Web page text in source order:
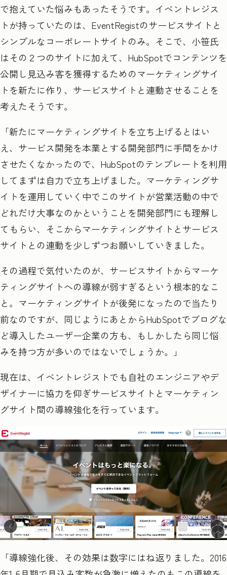
で抱えていた悩みもあったそうです。イベントレジス
トが持っていたのは、 EventRegistのサービスサイトと
シンプルなコーポレートサイトのみ。そこで、小笹氏
はその２つのサイトに加えて、 HubSpotでコンテンツを
公開し見込み客を獲得するためのマーケティングサイ
トを新たに作り、サービスサイトと連動させることを
考えたそうです。
「新たにマーケティングサイトを立ち上げるとはい
え、サービス開発を本業とする開発部門に手間をかけ
させたくなかったので、HubSpotのテンプレートを利用
してまずは自力で立ち上げました。マーケティングサ
イトを運用していく中でこのサイトが営業活動の中で
どれだけ大事なのかということを開発部門にも理解し
てもらい、そこからマーケティングサイトとサービス
サイトとの連動を少しずつお願いしていきました。
その過程で気付いたのが、サービスサイトからマーケ
ティングサイトへの導線が弱すぎるという根本的なこ
と。マーケティングサイトが後発になったので当たり
前なのですが、同じようにあとからHubSpotでブログな
ど導入したユーザー企業の方も、もしかしたら同じ悩
みを持つ方が多いのではないでしょうか。」
現在は、イベントレジストでも自社のエンジニアやデ
ザイナーに協力を仰ぎサービスサイトとマーケティン
グサイト間の導線強化を行っています。
「導線強化後、その効果は数字にはね返りました。2016